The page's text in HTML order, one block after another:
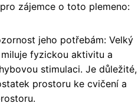
zájemce o toto plemeno:
jeho potřebám: Velký
fyzickou aktivitu a
stimulaci. Je důležité,
prostoru ke cvičení a